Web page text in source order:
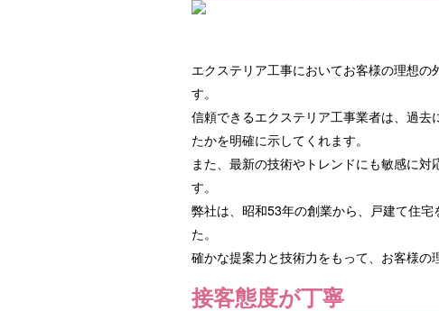
エクステリア工事においてお客様の理想
す。
信頼できるエクステリア工事業者は、過
たかを明確に示してくれます。
また、最新の技術やトレンドにも敏感に
す。
弊社は、昭和53年の創業から、戸建て住
た。
確かな提案力と技術力をもって、お客様の
接客態度が丁寧